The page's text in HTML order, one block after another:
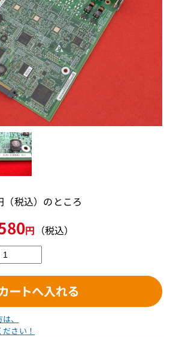
税込）のところ
円 （税込）
、
さい！